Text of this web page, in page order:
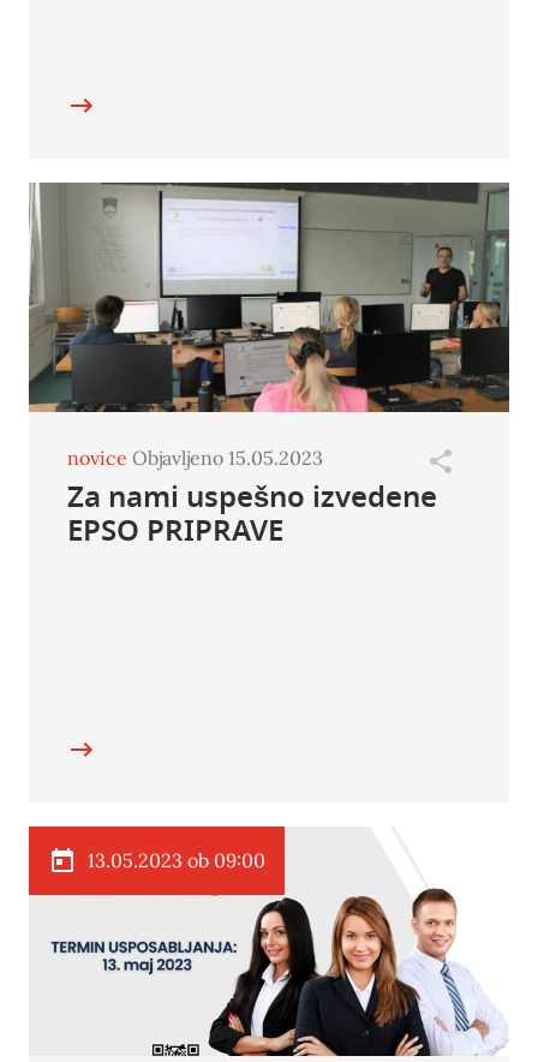
novice Objavljeno 15.05.2023
Za nami uspešno izvedene
EPSO PRIPRAVE
13.05.2023 ob 09:00